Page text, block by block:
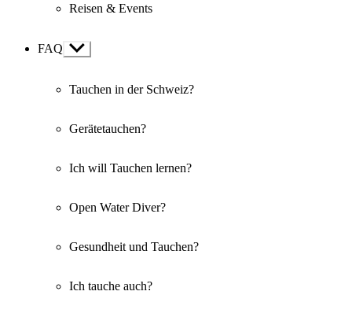
Reisen & Events
FAQ Show
sub
Tauchen in der Schweiz?
Gerätetauchen?
Ich will Tauchen lernen?
Open Water Diver?
Gesundheit und Tauchen?
Ich tauche auch?